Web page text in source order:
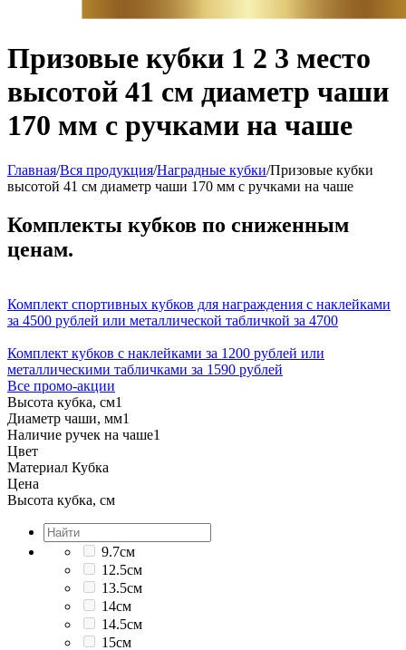
Призовые кубки 1 2 3 место
высотой 41 см диаметр чаши
170 мм с ручками на чаше
Главная/Вся продукция/Наградные кубки/Призовые кубки
высотой 41 см диаметр чаши 170 мм с ручками на чаше
Комплекты кубков по сниженным
ценам.
Комплект спортивных кубков для награждения с наклейками
за 4500 рублей или металлической табличкой за 4700
Комплект кубков с наклейками за 1200 рублей или
металлическими табличками за 1590 рублей
Все промо-акции
Высота кубка, см1
Диаметр чаши, мм1
Наличие ручек на чаше1
Цвет
Материал Кубка
Цена
Высота кубка, см
9.7см
12.5см
13.5см
14см
14.5см
15см